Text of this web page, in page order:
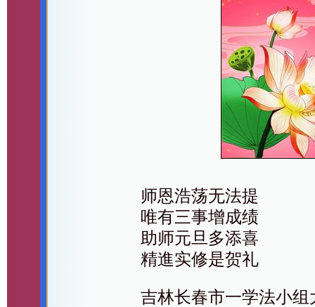
师恩浩荡无法提
唯有三事增成绩
助师元旦多添喜
精進实修是贺礼
吉林长春市一学法小组